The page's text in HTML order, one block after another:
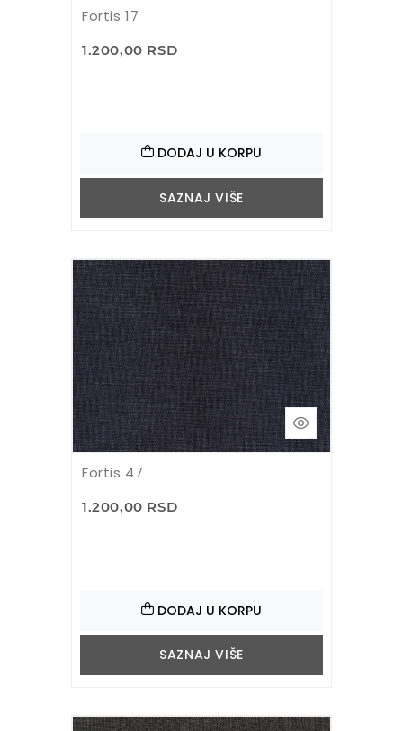
Fortis 17
1.200,00 RSD
DODAJ U KORPU
SAZNAJ VIŠE
Fortis 47
1.200,00 RSD
DODAJ U KORPU
SAZNAJ VIŠE